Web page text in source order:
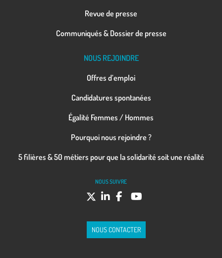
Revue de presse
Communiqués & Dossier de presse
NOUS REJOINDRE
Offres d’emploi
Candidatures spontanées
Égalité Femmes / Hommes
Pourquoi nous rejoindre ?
5 filières & 50 métiers pour que la solidarité soit une réalité
NOUS SUIVRE
NOUS CONTACTER